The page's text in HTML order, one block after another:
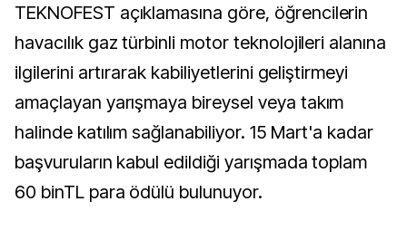
TEKNOFEST açıklamasına göre, öğrencilerin
havacılık gaz türbinli motor teknolojileri alanına
ilgilerini artırarak kabiliyetlerini geliştirmeyi
amaçlayan yarışmaya bireysel veya takım
halinde katılım sağlanabiliyor. 15 Mart'a kadar
başvuruların kabul edildiği yarışmada toplam
60 binTL para ödülü bulunuyor.